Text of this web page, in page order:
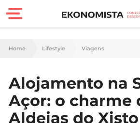
Finanças
Carreira
Casa
Home Lifestyle Viagens
Alojamento na
Açor: o charme
Aldeias do